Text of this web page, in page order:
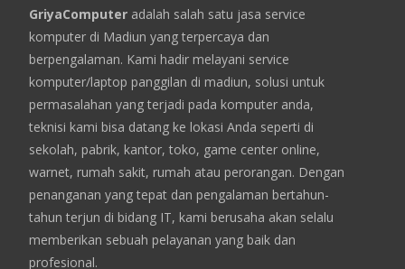
GriyaComputer adalah salah satu jasa service
komputer di Madiun yang terpercaya dan
berpengalaman. Kami hadir melayani service
komputer/laptop panggilan di madiun, solusi untuk
permasalahan yang terjadi pada komputer anda,
teknisi kami bisa datang ke lokasi Anda seperti di
sekolah, pabrik, kantor, toko, game center online,
warnet, rumah sakit, rumah atau perorangan. Dengan
penanganan yang tepat dan pengalaman bertahun-
tahun terjun di bidang IT, kami berusaha akan selalu
memberikan sebuah pelayanan yang baik dan
profesional.